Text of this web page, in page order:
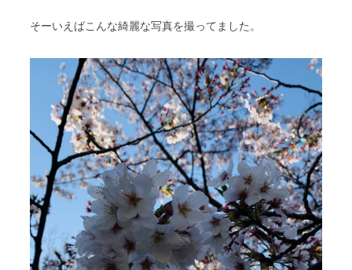
そーいえばこんな綺麗な写真を撮ってました。